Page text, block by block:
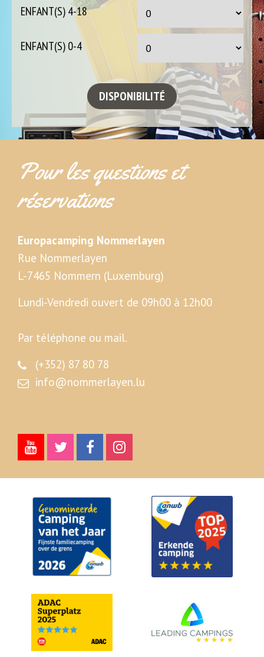
ENFANT(S) 4-18
ENFANT(S) 0-4
Pour les questions et
réservations
Europacamping Nommerlayen
Rue Nommerlayen
L-7465 Nommern (Luxemburg)
Lundi-Vendredi ouvert de 09h00 à 12h00
Par téléphone ou mail.
(+352) 87 80 78
info@nommerlayen.lu